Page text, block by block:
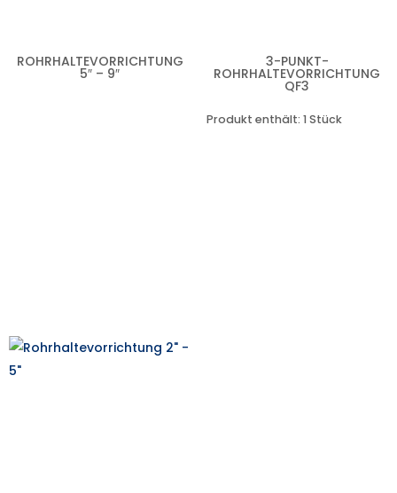
ROHRHALTEVORRICHTUNG
5″ – 9″
3-PUNKT-
ROHRHALTEVORRICHTUNG
QF3
Produkt enthält: 1 Stück